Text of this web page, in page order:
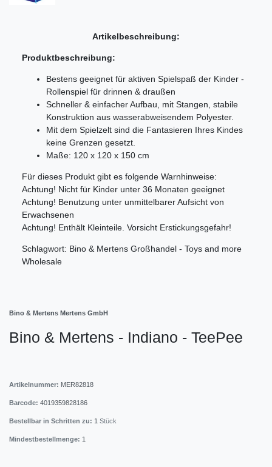
Artikelbeschreibung:
Produktbeschreibung:
Bestens geeignet für aktiven Spielspaß der Kinder -
Rollenspiel für drinnen & draußen
Schneller & einfacher Aufbau, mit Stangen, stabile
Konstruktion aus wasserabweisendem Polyester.
Mit dem Spielzelt sind die Fantasieren Ihres Kindes
keine Grenzen gesetzt.
Maße: 120 x 120 x 150 cm
Für dieses Produkt gibt es folgende Warnhinweise:
Achtung! Nicht für Kinder unter 36 Monaten geeignet
Achtung! Benutzung unter unmittelbarer Aufsicht von
Erwachsenen
Achtung! Enthält Kleinteile. Vorsicht Erstickungsgefahr!
Schlagwort: Bino & Mertens Großhandel - Toys and more
Wholesale
Bino & Mertens Mertens GmbH
Bino & Mertens - Indiano - TeePee
Artikelnummer: MER82818
Barcode: 4019359828186
Bestellbar in Schritten zu: 1 Stück
Mindestbestellmenge: 1